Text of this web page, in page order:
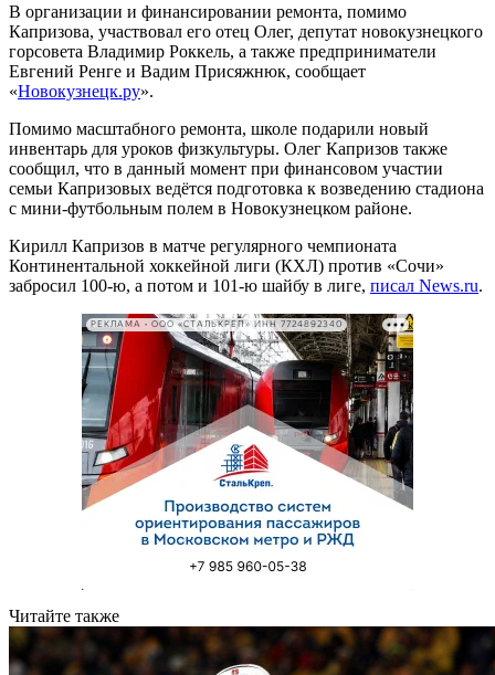
В организации и финансировании ремонта, помимо
Капризова, участвовал его отец Олег, депутат новокузнецкого
горсовета Владимир Роккель, а также предприниматели
Евгений Ренге и Вадим Присяжнюк, сообщает
«Новокузнецк.ру».
Помимо масштабного ремонта, школе подарили новый
инвентарь для уроков физкультуры. Олег Капризов также
сообщил, что в данный момент при финансовом участии
семьи Капризовых ведётся подготовка к возведению стадиона
с мини-футбольным полем в Новокузнецком районе.
Кирилл Капризов в матче регулярного чемпионата
Континентальной хоккейной лиги (КХЛ) против «Сочи»
забросил 100-ю, а потом и 101-ю шайбу в лиге, писал News.ru.
РЕКЛАМА • ООО «СТАЛЬКРЕП» ИНН 7724892340
Читайте также